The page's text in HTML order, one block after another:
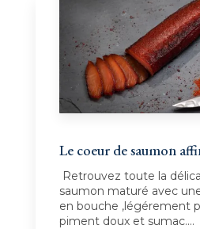
Le coeur de saumon
Retrouvez toute la
saumon maturé avec
en bouche ,légérement
piment doux et sumac....